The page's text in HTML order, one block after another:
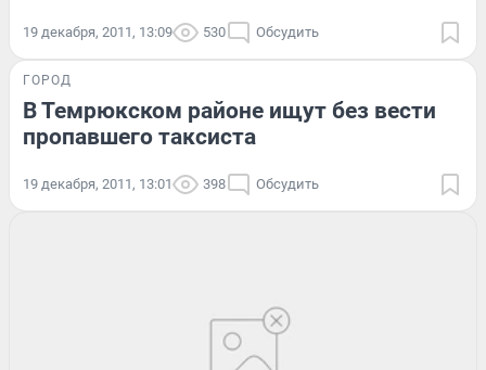
19 декабря, 2011, 13:09 530 Обсудить
ГОРОД
В Темрюкском районе ищут без вести
пропавшего таксиста
19 декабря, 2011, 13:01 398 Обсудить